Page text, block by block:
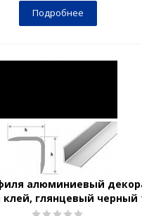
Подробнее
алюминиевый
клей, глянцевый черный